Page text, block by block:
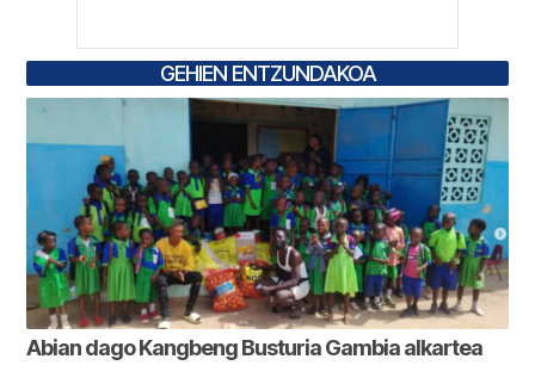
GEHIEN ENTZUNDAKOA
Abian dago Kangbeng Busturia Gambia alkartea